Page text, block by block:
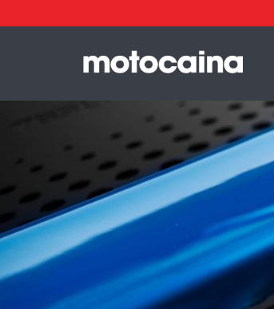
McLaren 765LT Spider - zdjęcie 27// McLaren
ZESPÓŁ MOTOCAINA